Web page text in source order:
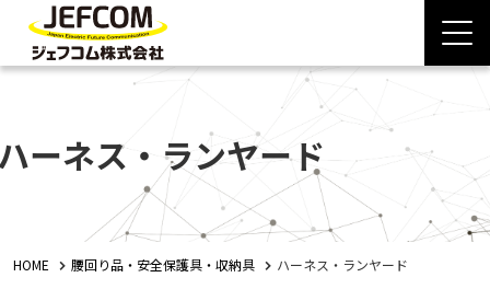
ーネス・ランヤード
HOME 腰回り品・安全保護具・収納具 ハーネス・ランヤード